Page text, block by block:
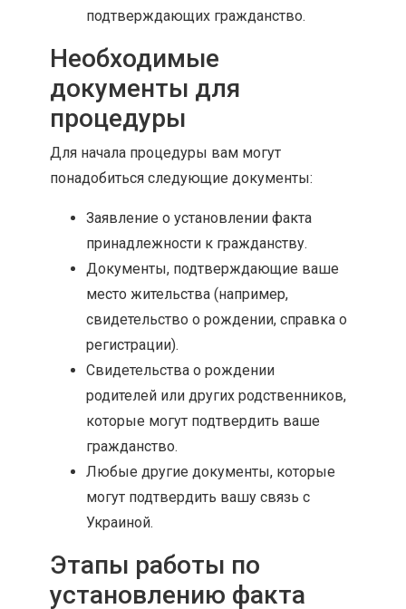
подтверждающих гражданство.
Необходимые
документы для
процедуры
Для начала процедуры вам могут
понадобиться следующие документы:
Заявление о установлении факта
принадлежности к гражданству.
Документы, подтверждающие ваше
место жительства (например,
свидетельство о рождении, справка о
регистрации).
Свидетельства о рождении
родителей или других родственников,
которые могут подтвердить ваше
гражданство.
Любые другие документы, которые
могут подтвердить вашу связь с
Украиной.
Этапы работы по
установлению факта